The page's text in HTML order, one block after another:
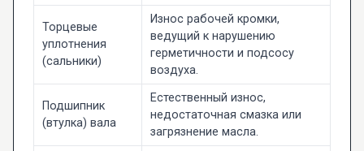
Торцевые
уплотнения
(сальники)
Износ рабочей кромки,
ведущий к нарушению
герметичности и подсосу
воздуха.
Подшипник
(втулка) вала
Естественный износ,
недостаточная смазка или
загрязнение масла.